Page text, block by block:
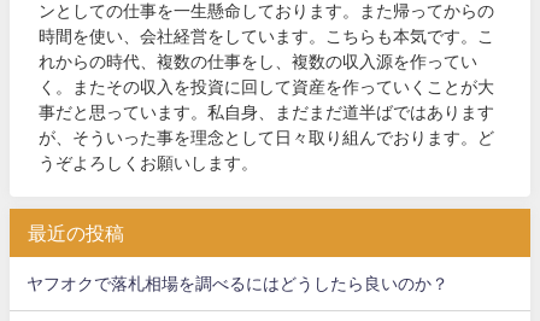
ンとしての仕事を一生懸命しております。また帰ってからの
時間を使い、会社経営をしています。こちらも本気です。こ
れからの時代、複数の仕事をし、複数の収入源を作ってい
く。またその収入を投資に回して資産を作っていくことが大
事だと思っています。私自身、まだまだ道半ばではあります
が、そういった事を理念として日々取り組んでおります。ど
うぞよろしくお願いします。
最近の投稿
ヤフオクで落札相場を調べるにはどうしたら良いのか？